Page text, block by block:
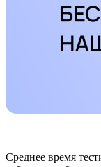
Среднее время